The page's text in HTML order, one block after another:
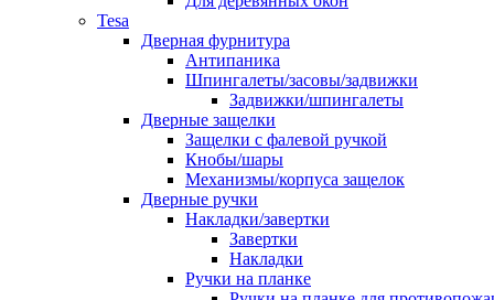
Tesa
Дверная фурнитура
Антипаника
Шпингалеты/засовы/задвижки
Задвижки/шпингалеты
Дверные защелки
Защелки с фалевой ручкой
Кнобы/шары
Механизмы/корпуса защелок
Дверные ручки
Накладки/завертки
Завертки
Накладки
Ручки на планке